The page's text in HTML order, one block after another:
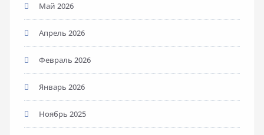
Май 2026
Апрель 2026
Февраль 2026
Январь 2026
Ноябрь 2025